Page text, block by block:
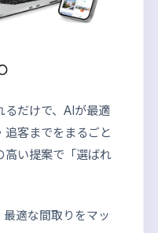
るだけで、AIが最適
追客までをまるごと
高い提案で「選ばれ
適な間取りをマッ